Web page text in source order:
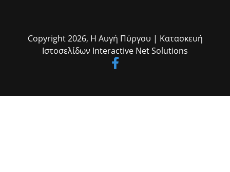
Copyright 2026, Η Αυγή Πύργου | Κατασκευή
Ιστοσελίδων Interactive Net Solutions